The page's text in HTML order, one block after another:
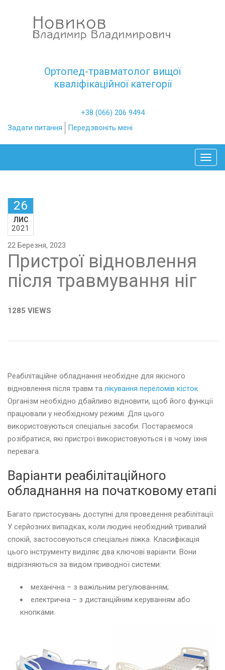
Ортопед-травматолог вищої
кваліфікаційної категорії
+38 (066) 206 9494
Задати питання
Передзвоніть мені
26
ЛИС
2021
22 Березня, 2023
Пристрої відновлення
після травмування ніг
1285 VIEWS
Реабілітаційне обладнання необхідне для якісного
відновлення після травм та лікування переломів кісток.
Організм необхідно дбайливо відновити, щоб його функції
працювали у необхідному режимі. Для цього
використовуються спеціальні засоби. Постараємося
розібратися, які пристрої використовуються і в чому їхня
перевага.
Варіанти реабілітаційного
обладнання на початковому етапі
Багато пристосувань доступні для проведення реабілітації.
У серйозних випадках, коли людині необхідний тривалий
спокій, застосовуються спеціальні ліжка. Класифікація
цього інструменту виділяє два ключові варіанти. Вони
відрізняються за видом приводної системи:
механічна – з важільним регулюванням;
електрична – з дистанційним керуванням або
кнопками.